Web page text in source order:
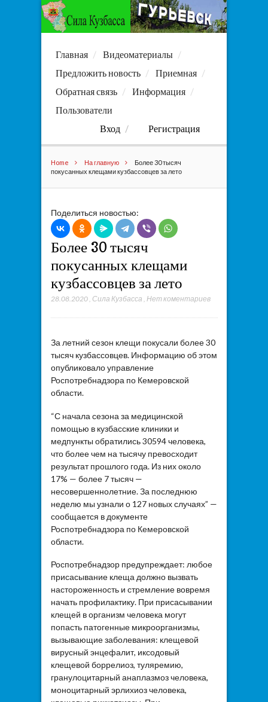
Главная
Видеоматериалы
Предложить новость
Приемная
Обратная связь
Информация
Пользователи
Вход
Регистрация
Home На главную
Более 30 тысяч
покусанных клещами кузбассовцев за лето
Поделиться новостью:
Более 30 тысяч
покусанных клещами
кузбассовцев за лето
28.08.2020, Сила Кузбасса Нет коментариев
За летний сезон клещи покусали более 30
тысяч кузбассовцев. Информацию об этом
опубликовало управление
Роспотребнадзора по Кемеровской
области.
“С начала сезона за медицинской
помощью в кузбасские клиники и
медпункты обратились 30594 человека,
что более чем на тысячу превосходит
результат прошлого года. Из них около
17% — более 7 тысяч —
несовершеннолетние. За последнюю
неделю мы узнали о 127 новых случаях” —
сообщается в документе
Роспотребнадзора по Кемеровской
области.
Роспотребнадзор предупреждает: любое
присасывание клеща должно вызвать
настороженность и стремление вовремя
начать профилактику. При присасывании
клещей в организм человека могут
попасть патогенные микроорганизмы,
вызывающие заболевания: клещевой
вирусный энцефалит, иксодовый
клещевой боррелиоз, туляремию,
гранулоцитарный анаплазмоз человека,
моноцитарный эрлихиоз человека,